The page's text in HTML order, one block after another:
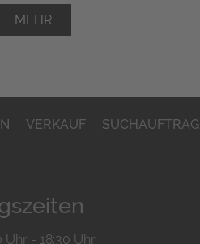
MEHR
VERKAUF SUCHAUFTRAG
Uhr - 18:30 Uhr